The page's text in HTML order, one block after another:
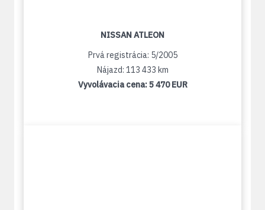
NISSAN ATLEON
Prvá registrácia: 5/2005
Nájazd: 113 433 km
Vyvolávacia cena:5 470 EUR